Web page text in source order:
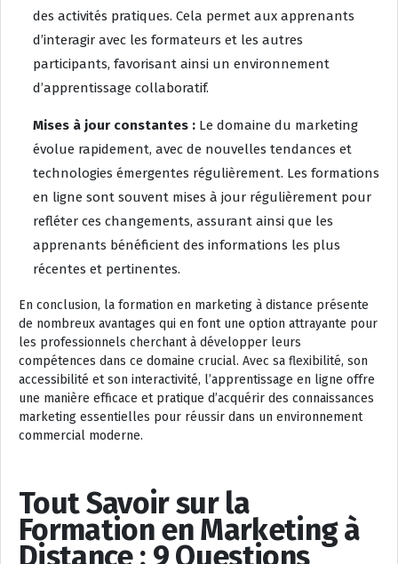
des activités pratiques. Cela permet aux apprenants
d’interagir avec les formateurs et les autres
participants, favorisant ainsi un environnement
d’apprentissage collaboratif.
Mises à jour constantes : Le domaine du marketing
évolue rapidement, avec de nouvelles tendances et
technologies émergentes régulièrement. Les formations
en ligne sont souvent mises à jour régulièrement pour
refléter ces changements, assurant ainsi que les
apprenants bénéficient des informations les plus
récentes et pertinentes.
En conclusion, la formation en marketing à distance présente
de nombreux avantages qui en font une option attrayante pour
les professionnels cherchant à développer leurs
compétences dans ce domaine crucial. Avec sa flexibilité, son
accessibilité et son interactivité, l’apprentissage en ligne offre
une manière efficace et pratique d’acquérir des connaissances
marketing essentielles pour réussir dans un environnement
commercial moderne.
Tout Savoir sur la
Formation en Marketing à
Distance : 9 Questions